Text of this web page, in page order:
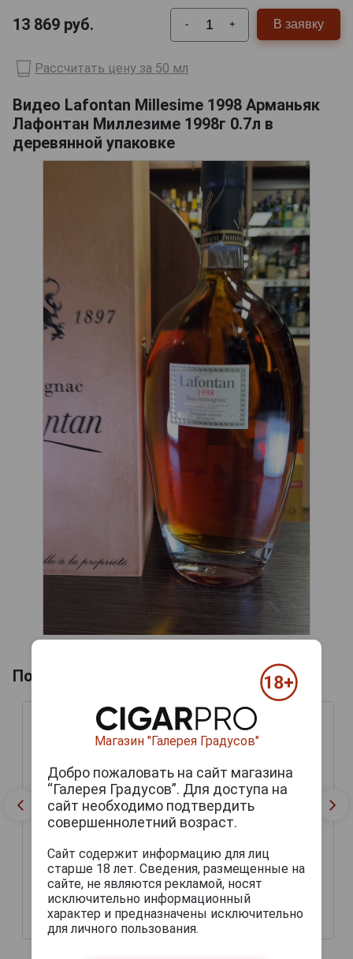
13 869 руб. - + В заявку
Рассчитать цену за 50 мл
Видео Lafontan Millesime 1998 Арманьяк
Лафонтан Миллезиме 1998г 0.7л в
деревянной упаковке
Похожие арманьяки
Lafontan Millesime 1998
Арманьяк Лафонтан
Миллезиме 1998г 0.7л в
деревянной упаковке
13 030 руб.
Lafontan Millesime 1998
Миллезиме 1998г 0.7л в
деревянной упаковке
Магазин "Галерея Градусов"
Добро пожаловать на сайт магазина
“Галерея Градусов”. Для доступа на
сайт необходимо подтвердить
совершеннолетний возраст.
Сайт содержит информацию для лиц
старше 18 лет. Сведения, размещенные на
сайте, не являются рекламой, носят
исключительно информационный
характер и предназначены исключительно
для личного пользования.